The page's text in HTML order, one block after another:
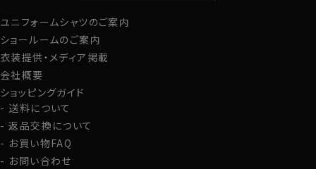
グローブ
ユニフォームシャツのご案内
ショールームのご案内
衣装提供・メディア掲載
会社概要
ショッピングガイド
送料について
返品交換について
お買い物FAQ
お問い合わせ